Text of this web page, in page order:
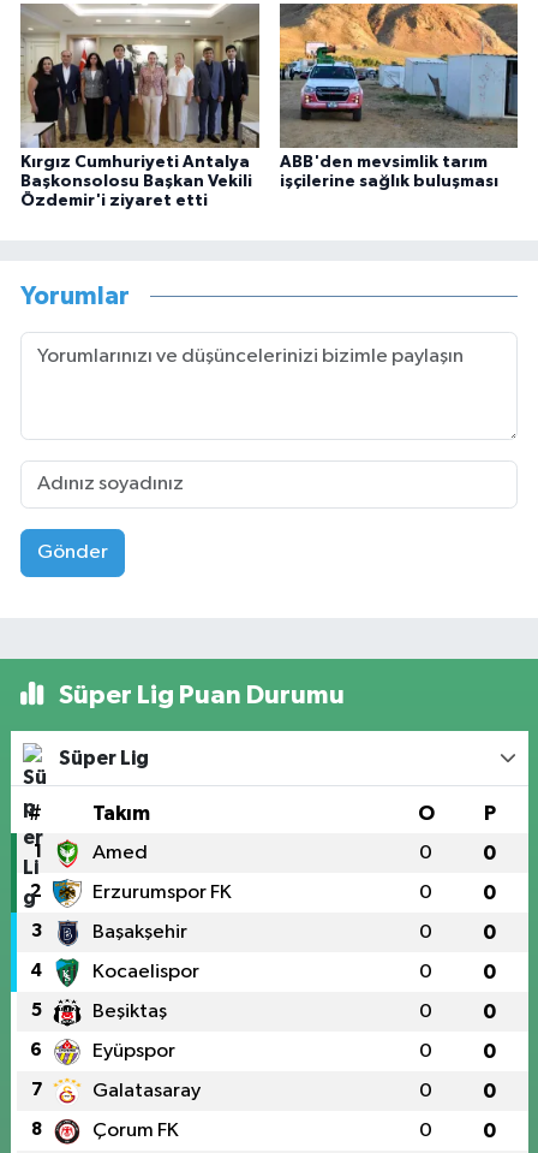
Kırgız Cumhuriyeti Antalya
Başkonsolosu Başkan Vekili
Özdemir'i ziyaret etti
ABB'den mevsimlik tarım
işçilerine sağlık buluşması
Yorumlar
Gönder
Süper Lig Puan Durumu
Süper Lig
# Takım O P
1 Amed 0 0
2 Erzurumspor FK 0 0
3 Başakşehir 0 0
4 Kocaelispor 0 0
5 Beşiktaş 0 0
6 Eyüpspor 0 0
7 Galatasaray 0 0
8 Çorum FK 0 0